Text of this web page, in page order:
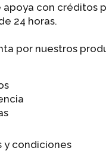
apoya con
24 horas.
por nuestros
y condiciones